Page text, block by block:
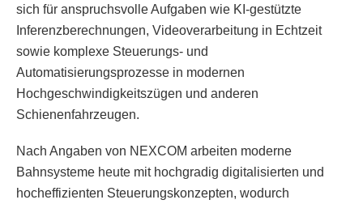
sich für anspruchsvolle Aufgaben wie KI-gestützte
Inferenzberechnungen, Videoverarbeitung in Echtzeit
sowie komplexe Steuerungs- und
Automatisierungsprozesse in modernen
Hochgeschwindigkeitszügen und anderen
Schienenfahrzeugen.
Nach Angaben von NEXCOM arbeiten moderne
Bahnsysteme heute mit hochgradig digitalisierten und
hocheffizienten Steuerungskonzepten, wodurch